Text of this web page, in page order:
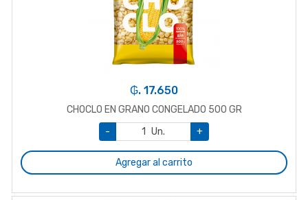
₲. 17.650
CHOCLO EN GRANO CONGELADO 500 GR
-
Un. +
Agregar al carrito